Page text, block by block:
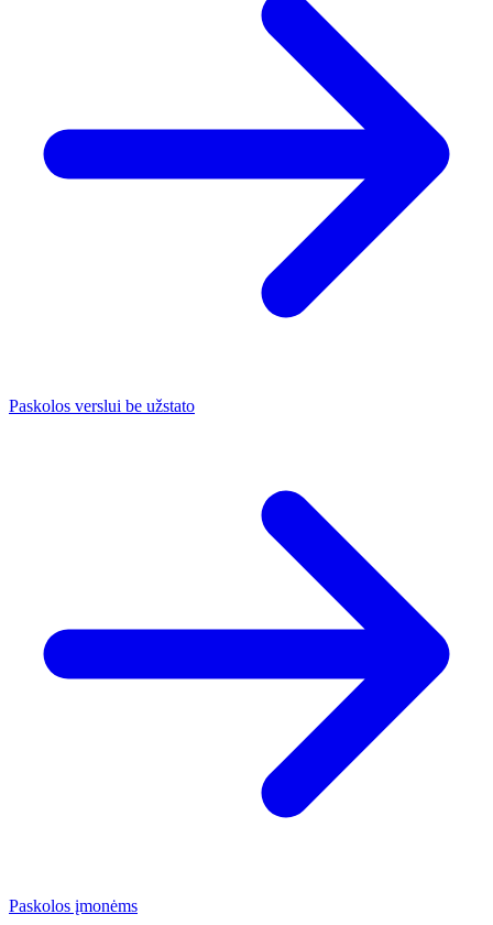
Paskolos verslui be užstato
Paskolos įmonėms